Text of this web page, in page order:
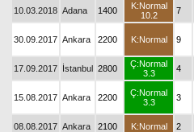
10.03.2018 Adana 1400
K:Normal
10.2
7
30.09.2017 Ankara 2200 K:Normal 9
17.09.2017 İstanbul 2800
Ç:Normal
3.3
4
15.08.2017 Ankara 2200
Ç:Normal
3.3
3
08.08.2017 Ankara 2100 K:Normal 2